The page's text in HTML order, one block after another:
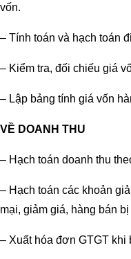
vốn.
– Tính toán và hạch toán
– Kiểm tra, đối chiếu giá
– Lập bảng tính giá vốn
VỀ DOANH THU
– Hạch toán doanh thu
– Hạch toán các khoản
mại, giảm giá, hàng bán bị
– Xuất hóa đơn GTGT khi